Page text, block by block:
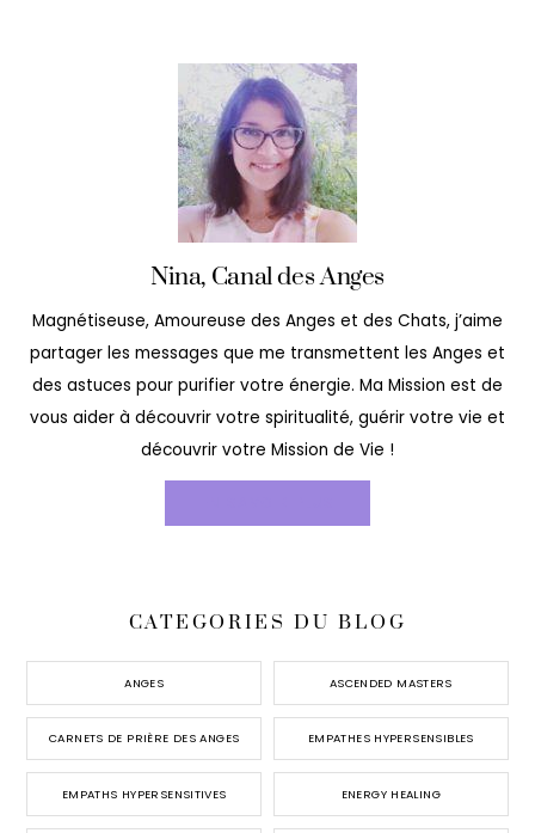
Nina, Canal des Anges
Magnétiseuse, Amoureuse des Anges et des Chats, j’aime
partager les messages que me transmettent les Anges et
des astuces pour purifier votre énergie. Ma Mission est de
vous aider à découvrir votre spiritualité, guérir votre vie et
découvrir votre Mission de Vie !
CATEGORIES DU BLOG
ANGES ASCENDED MASTERS
CARNETS DE PRIÈRE DES ANGES EMPATHES HYPERSENSIBLES
EMPATHS HYPERSENSITIVES ENERGY HEALING